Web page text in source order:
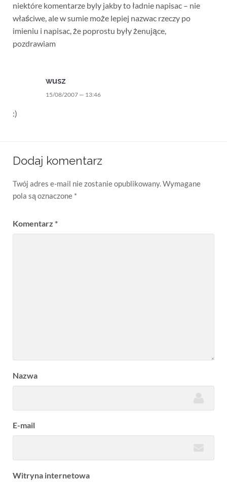
niektóre komentarze byly jakby to ładnie napisac – nie
właściwe, ale w sumie może lepiej nazwac rzeczy po
imieniu i napisac, że poprostu były żenujące,
pozdrawiam
wusz
15/08/2007 — 13:46
:)
Dodaj komentarz
Twój adres e-mail nie zostanie opublikowany.Wymagane
pola są oznaczone *
Komentarz *
Nazwa
E-mail
Witryna internetowa